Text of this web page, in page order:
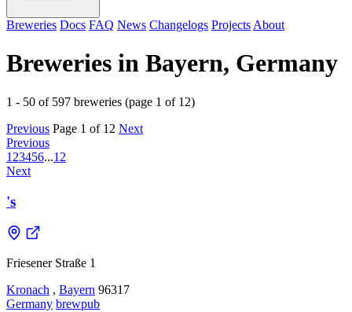
Breweries Docs FAQ News Changelogs Projects About
Breweries in Bayern, Germany
1 - 50 of 597 breweries (page 1 of 12)
Previous Page 1 of 12 Next
Previous
1 23456...12
Next
's
Friesener Straße 1
Kronach , Bayern 96317
Germany brewpub